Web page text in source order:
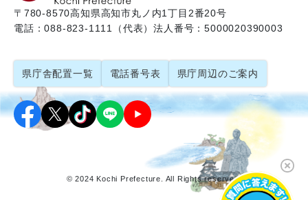
〒780-8570高知県高知市丸ノ内1丁目2番20号
電話：088-823-1111（代表）法人番号：5000020390003
県庁舎配置一覧 電話番号表 県庁周辺のご案内
© 2024 Kochi Prefecture. All Rights reserved.